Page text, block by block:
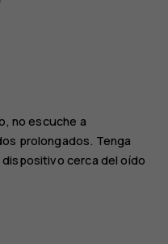
no escuche a
prolongados. Tenga
cerca del oído